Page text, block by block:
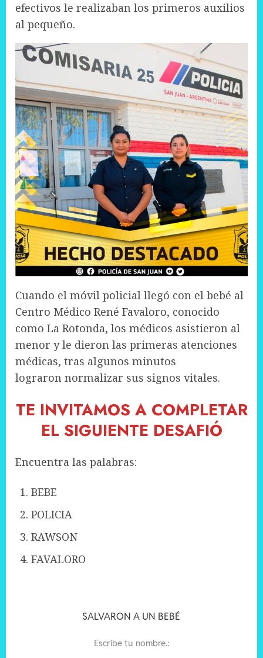
efectivos le realizaban los primeros auxilios
al pequeño.
Cuando el móvil policial llegó con el bebé al
Centro Médico René Favaloro, conocido
como La Rotonda, los médicos asistieron al
menor y le dieron las primeras atenciones
médicas, tras algunos minutos
lograron normalizar sus signos vitales.
TE INVITAMOS A COMPLETAR
EL SIGUIENTE DESAFIÓ
Encuentra las palabras:
BEBE
POLICIA
RAWSON
FAVALORO